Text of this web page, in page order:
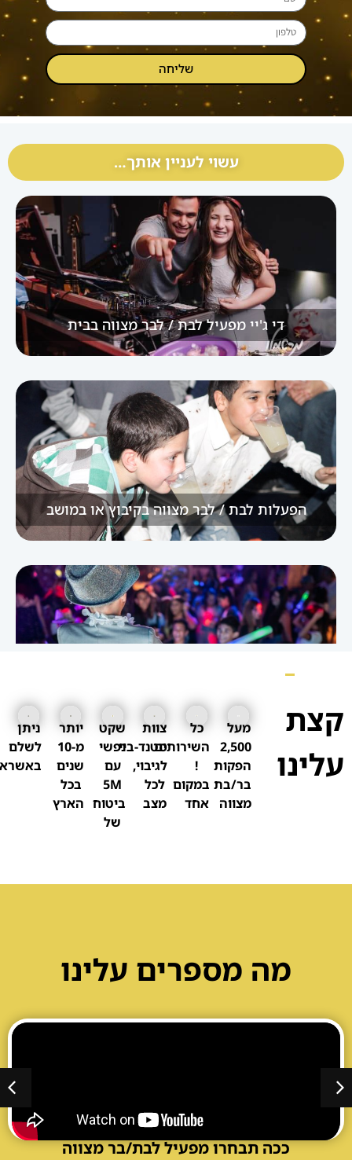
שליחה
עשוי לעניין אותך…
די ג'יי מפעיל לבת / לבר מצווה בבית
הפעלות לבת / לבר מצווה בקיבוץ או במושב
קצת
עלינו
מעל
2,500
הפקות
בר/בת
מצווה
כל
השירותים
!
במקום
אחד
צוות
סטנד-ביי
לגיבוי,
לכל
מצב
שקט
נפשי
עם
5M
ביטוח
של
יותר
מ-10
שנים
בכל
הארץ
ניתן
לשלם
מה מספרים עלינו
ככה תבחרו מפעיל לבת/בר מצווה